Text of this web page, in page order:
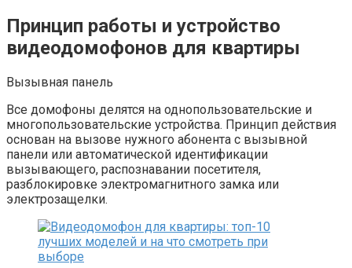
Принцип работы и устройство
видеодомофонов для квартиры
Вызывная панель
Все домофоны делятся на однопользовательские и
многопользовательские устройства. Принцип действия
основан на вызове нужного абонента с вызывной
панели или автоматической идентификации
вызывающего, распознавании посетителя,
разблокировке электромагнитного замка или
электрозащелки.